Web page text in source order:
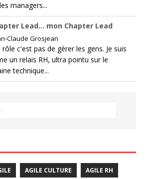
managers...
Lead… mon Chapter Lead
Claude Grosjean
c'est pas de gérer les gens. Je suis
un relais RH, ultra pointu sur le
technique...
AGILE CULTURE AGILE RH